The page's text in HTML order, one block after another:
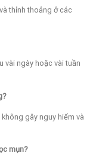
thỉnh thoảng ở các
vài ngày hoặc vài tuần
gây nguy hiểm và
mụn?